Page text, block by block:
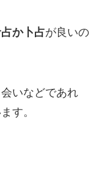
か卜占が良いの
いなどであれ
す。